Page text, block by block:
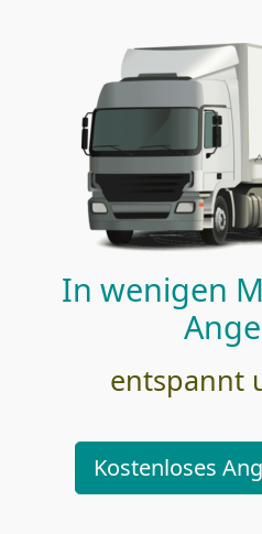
In wenigen
entspannt
Kostenloses